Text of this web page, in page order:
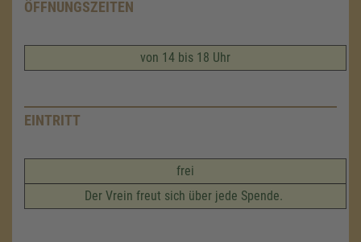
ÖFFNUNGSZEITEN
von 14 bis 18 Uhr
EINTRITT
frei
Der Vrein freut sich über jede Spende.